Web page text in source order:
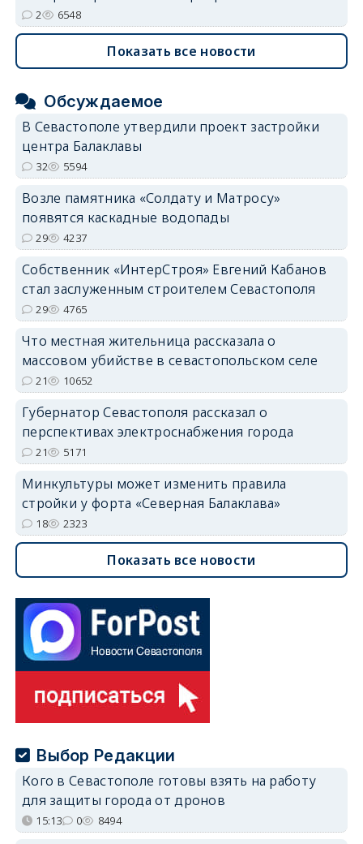
2 6548
Показать все новости
Обсуждаемое
В Севастополе утвердили проект застройки
центра Балаклавы
32 5594
Возле памятника «Солдату и Матросу»
появятся каскадные водопады
29 4237
Собственник «ИнтерСтроя» Евгений Кабанов
стал заслуженным строителем Севастополя
29 4765
Что местная жительница рассказала о
массовом убийстве в севастопольском селе
21 10652
Губернатор Севастополя рассказал о
перспективах электроснабжения города
21 5171
Минкультуры может изменить правила
стройки у форта «Северная Балаклава»
18 2323
Показать все новости
Выбор Редакции
Кого в Севастополе готовы взять на работу
для защиты города от дронов
15:13 0 8494